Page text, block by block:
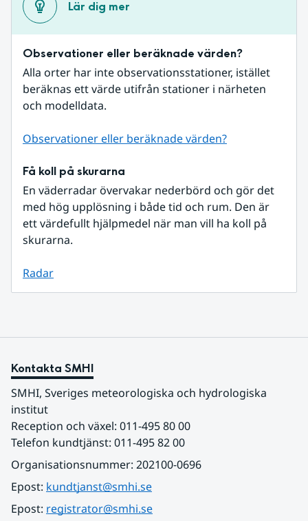
Lär dig mer
Observationer eller beräknade värden?
Alla orter har inte observationsstationer, istället
beräknas ett värde utifrån stationer i närheten
och modelldata.
Observationer eller beräknade värden?
Få koll på skurarna
En väderradar övervakar nederbörd och gör det
med hög upplösning i både tid och rum. Den är
ett värdefullt hjälpmedel när man vill ha koll på
skurarna.
Radar
Kontakta SMHI
SMHI, Sveriges meteorologiska och hydrologiska
institut
Reception och växel: 011-495 80 00
Telefon kundtjänst: 011-495 82 00
Organisationsnummer: 202100-0696
Epost: kundtjanst@smhi.se
Epost: registrator@smhi.se